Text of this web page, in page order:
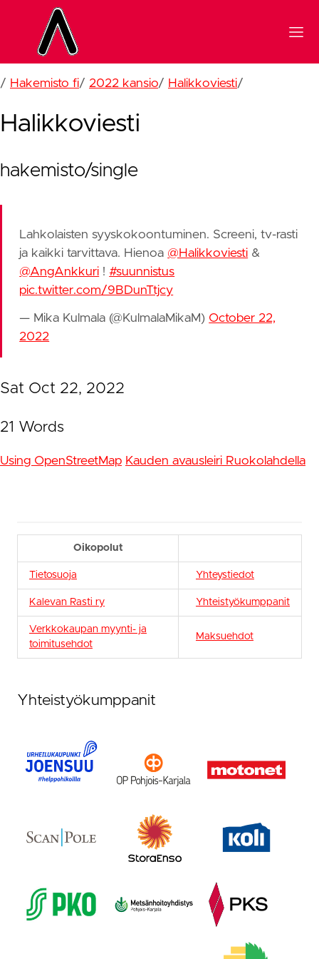
/ Hakemisto fi/ 2022 kansio/ Halikkoviesti/
Halikkoviesti
hakemisto/single
Lahkolaisten syyskokoontuminen. Screeni, tv-rasti
ja kaikki tarvittava. Hienoa @Halikkoviesti &
@AngAnkkuri ! #suunnistus
pic.twitter.com/9BDunTtjcy
— Mika Kulmala (@KulmalaMikaM) October 22,
2022
Sat Oct 22, 2022
21 Words
Using OpenStreetMap Kauden avausleiri Ruokolahdella
Oikopolut
Tietosuoja Yhteystiedot
Kalevan Rasti ry Yhteistyökumppanit
Verkkokaupan myynti- ja
toimitusehdot
Maksuehdot
Yhteistyökumppanit